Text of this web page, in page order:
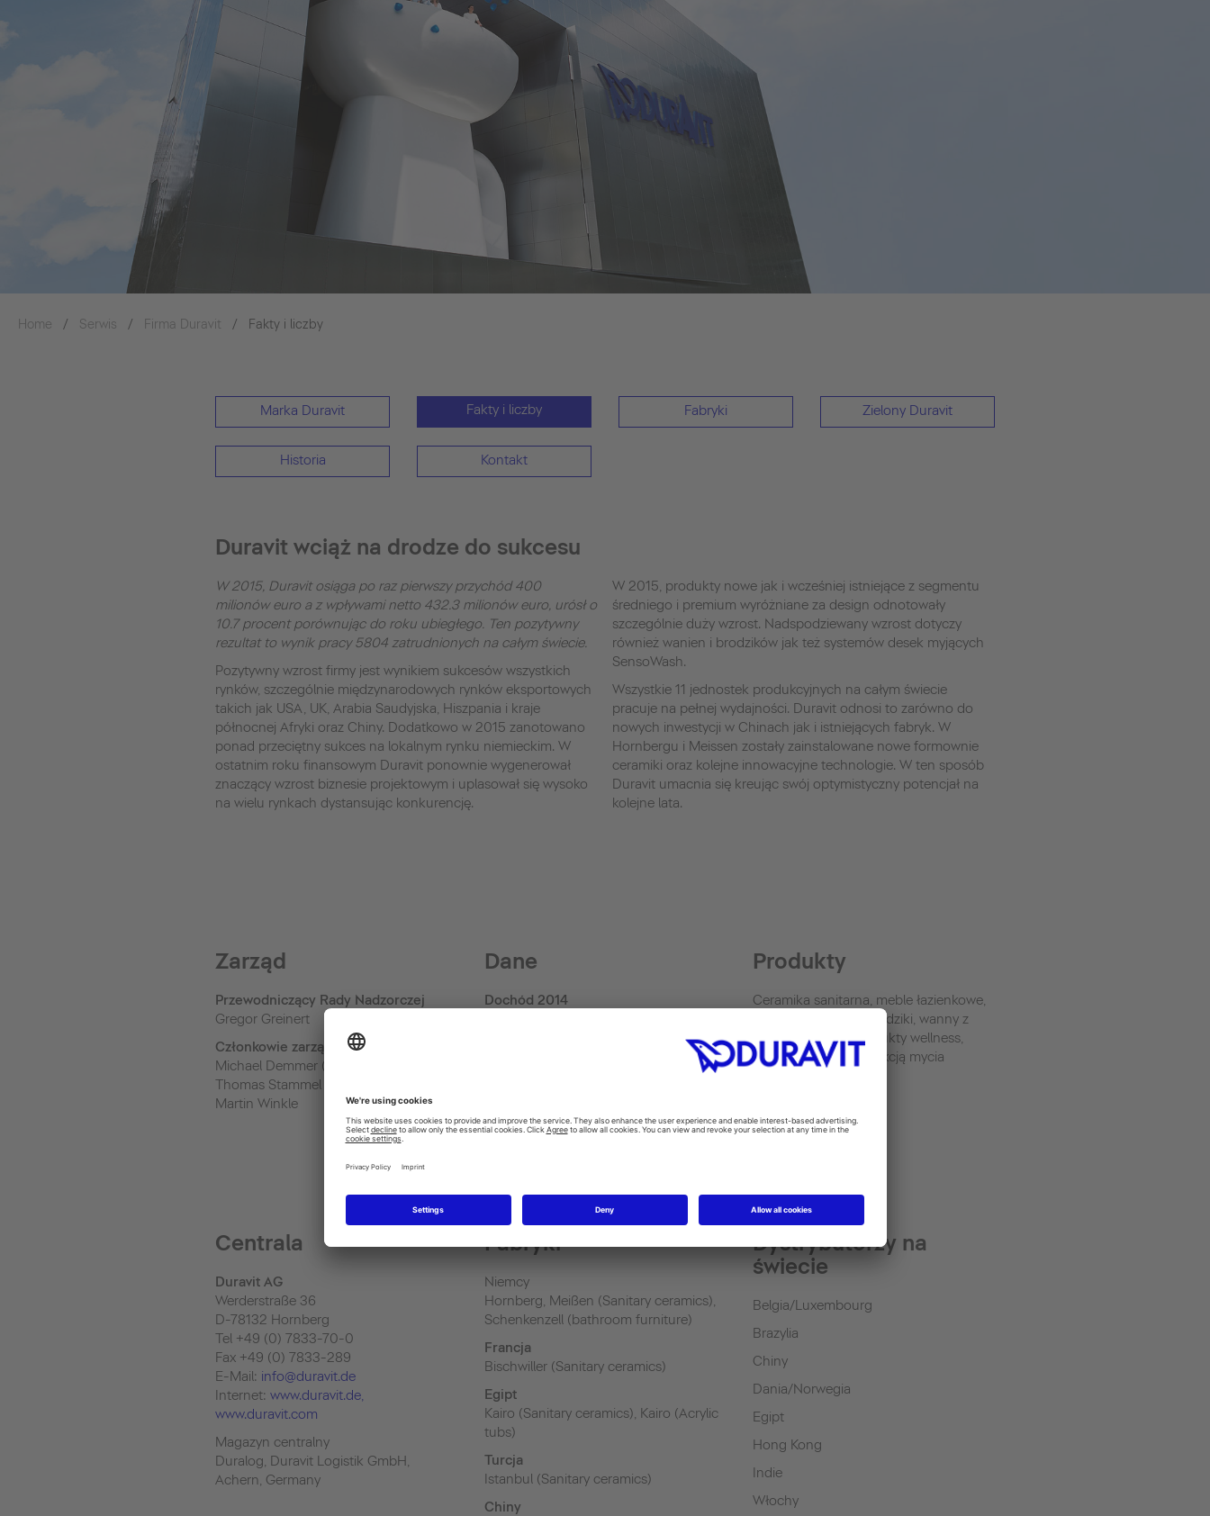
Home Serwis Firma Duravit Fakty i liczby
Marka Duravit Fakty i liczby Fabryki Zielony Duravit
Historia Kontakt
Duravit wciąż na drodze do sukcesu
W 2015, Duravit osiąga po raz pierwszy przychód 400
milionów euro a z wpływami netto 432.3 milionów euro, urósł o
10.7 procent porównując do roku ubiegłego. Ten pozytywny
rezultat to wynik pracy 5804 zatrudnionych na całym świecie.
Pozytywny wzrost firmy jest wynikiem sukcesów wszystkich
rynków, szczególnie międzynarodowych rynków eksportowych
takich jak USA, UK, Arabia Saudyjska, Hiszpania i kraje
północnej Afryki oraz Chiny. Dodatkowo w 2015 zanotowano
ponad przeciętny sukces na lokalnym rynku niemieckim. W
ostatnim roku finansowym Duravit ponownie wygenerował
znaczący wzrost biznesie projektowym i uplasował się wysoko
na wielu rynkach dystansując konkurencję.
W 2015, produkty nowe jak i wcześniej istniejące z segmentu
średniego i premium wyróżniane za design odnotowały
szczególnie duży wzrost. Nadspodziewany wzrost dotyczy
również wanien i brodzików jak też systemów desek myjących
SensoWash.
Wszystkie 11 jednostek produkcyjnych na całym świecie
pracuje na pełnej wydajności. Duravit odnosi to zarówno do
nowych inwestycji w Chinach jak i istniejących fabryk. W
Hornbergu i Meissen zostały zainstalowane nowe formownie
ceramiki oraz kolejne innowacyjne technologie. W ten sposób
Duravit umacnia się kreując swój optymistyczny potencjał na
kolejne lata.
Zarząd
Przewodniczący Rady Nadzorczej
Gregor Greinert
Członkowie zarządu
Michael Demmer (Board chairman)
Thomas Stammel
Martin Winkle
Dane
Dochód 2014
Produkty
Ceramika sanitarna, meble łazienkowe,
akcesoria, wanny i brodziki, wanny z
hydromasażem, produkty wellness,
deski sedesowe z funkcją mycia
Centrala
Duravit AG
Werderstraße 36
D-78132 Hornberg
Tel +49 (0) 7833-70-0
Fax +49 (0) 7833-289
E-Mail: info@duravit.de
Internet: www.duravit.de,
www.duravit.com
Magazyn centralny
Duralog, Duravit Logistik GmbH,
Achern, Germany
Fabryki
Niemcy
Hornberg, Meißen (Sanitary ceramics),
Schenkenzell (bathroom furniture)
Francja
Bischwiller (Sanitary ceramics)
Egipt
Kairo (Sanitary ceramics), Kairo (Acrylic
tubs)
Turcja
Istanbul (Sanitary ceramics)
Chiny
Dystrybutorzy na
świecie
Belgia/Luxembourg
Brazylia
Chiny
Dania/Norwegia
Egipt
Hong Kong
Indie
Włochy